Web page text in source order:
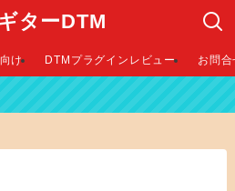
ターDTM
け DTMプラグインレビュー お問